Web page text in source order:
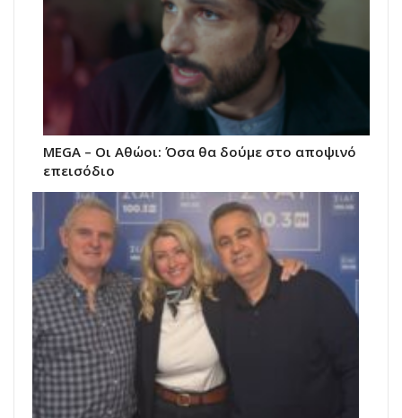
MEGA – Οι Αθώοι: Όσα θα δούμε στο αποψινό
επεισόδιο